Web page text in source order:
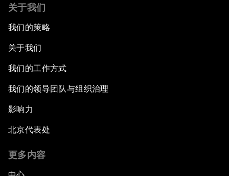
关于我们
我们的策略
关于我们
我们的工作方式
我们的领导团队与组织治理
影响力
北京代表处
更多内容